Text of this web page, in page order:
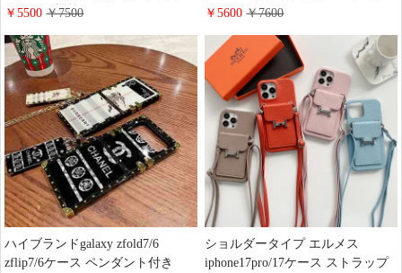
スタンド機能 ルイビトン
い トランク型 イヴサンローラン
GALAXY S26/S26PLUS携帯ケー
ス ブランド 人気
￥5500￥7500
ゼル レザー chanel iphone16/15pro
キラ 可愛い ベルト付き ブランド
galaxy s26/s26ultra携帯ケース レデ
イース 人気
￥5600￥7600
ハイブランドgalaxy zfold7/6
zflip7/6ケース ペンダント付き
ショルダータイプ エルメス
iphone17pro/17ケース ストラップ